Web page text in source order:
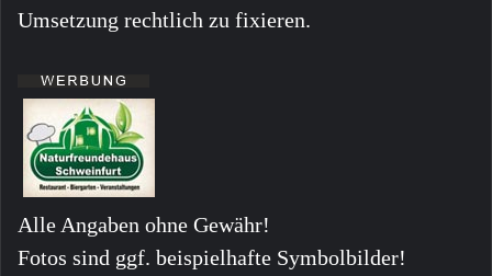
Umsetzung rechtlich zu fixieren.
Alle Angaben ohne Gewähr!
Fotos sind ggf. beispielhafte Symbolbilder!